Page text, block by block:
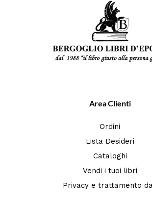
Area Clienti
Ordini
Lista Desideri
Cataloghi
Vendi i tuoi libri
Privacy e trattamento